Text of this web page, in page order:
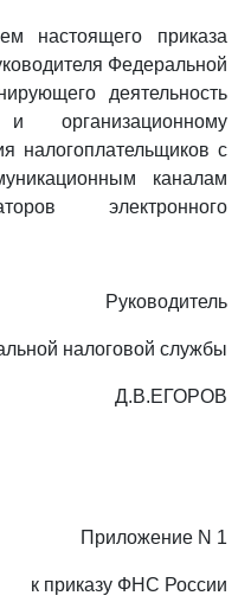
настоящего приказа
Федеральной
деятельность
организационному
налогоплательщиков с
каналам
электронного
Руководитель
налоговой службы
Д.В.ЕГОРОВ
Приложение N 1
к приказу ФНС России